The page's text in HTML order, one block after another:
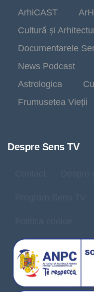
ArhiCAST
Cultură și
Documentarele
News Podcast
Astrologica
Frumusetea Vieții
Despre Sens TV